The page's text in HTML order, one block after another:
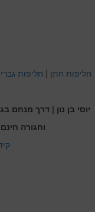
חליפות חתן | חליפות
וחגורה